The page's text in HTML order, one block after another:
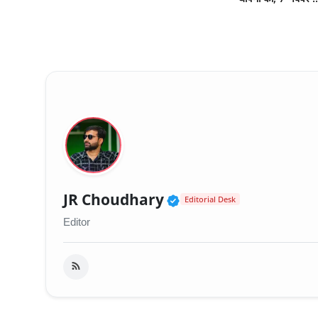
JR Choudhary Verified Public
Editorial Desk
Editor